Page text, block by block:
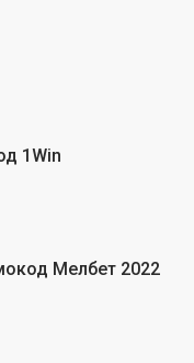
1Win
Мелбет 2022